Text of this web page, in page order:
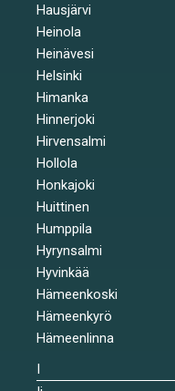
Hausjärvi
Heinola
Heinävesi
Helsinki
Himanka
Hinnerjoki
Hirvensalmi
Hollola
Honkajoki
Huittinen
Humppila
Hyrynsalmi
Hyvinkää
Hämeenkoski
Hämeenkyrö
Hämeenlinna
I